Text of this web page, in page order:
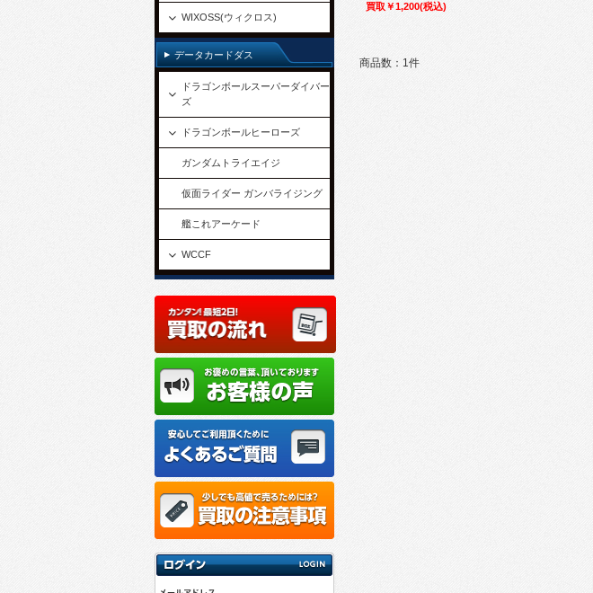
買取￥1,200(税込)
商品数：1件
WIXOSS(ウィクロス)
データカードダス
ドラゴンボールスーパーダイバー
ズ
ドラゴンボールヒーローズ
ガンダムトライエイジ
仮面ライダー ガンバライジング
艦これアーケード
WCCF